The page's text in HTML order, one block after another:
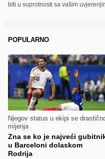
biti u suprotnosti sa vašim
POPULARNO
Njegov status u ekipi se
mijenja
Zna se ko je najveći
u Barceloni dolaskom
Rodrija